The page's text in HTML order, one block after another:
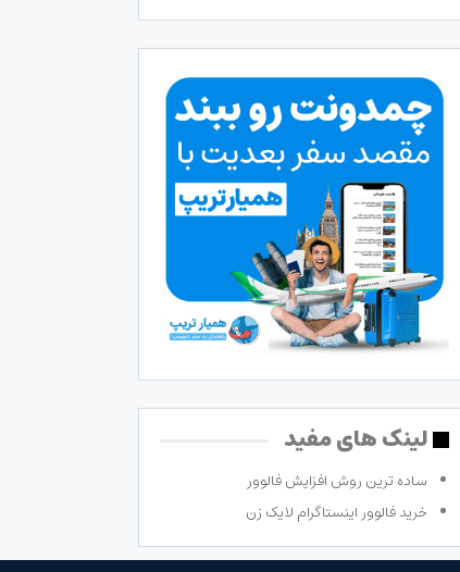
لینک های مفید
ساده ترین روش افزایش فالوور
خرید فالوور اینستاگرام لایک زن